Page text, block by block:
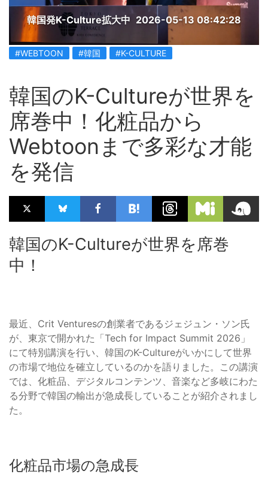
韓国発K-Culture拡大中 2026-05-13 08:42:28
#WEBTOON #韓国 #K-CULTURE
韓国のK-Cultureが世界を
席巻中！化粧品から
Webtoonまで多彩な才能
を発信
韓国のK-Cultureが世界を席巻
中！
最近、Crit Venturesの創業者であるジェジュン・ソン氏
が、東京で開かれた「Tech for Impact Summit 2026」
にて特別講演を行い、韓国のK-Cultureがいかにして世界
の市場で地位を確立しているのかを語りました。この講演
では、化粧品、デジタルコンテンツ、音楽など多岐にわた
る分野で韓国の輸出が急成長していることが紹介されまし
た。
化粧品市場の急成長